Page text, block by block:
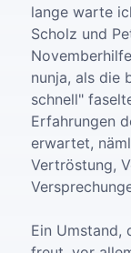
lange warte
Scholz und
nunja, als die
schnell"
Erfahrungen
erwartet,
Vertröstung,
Ein Umstand,